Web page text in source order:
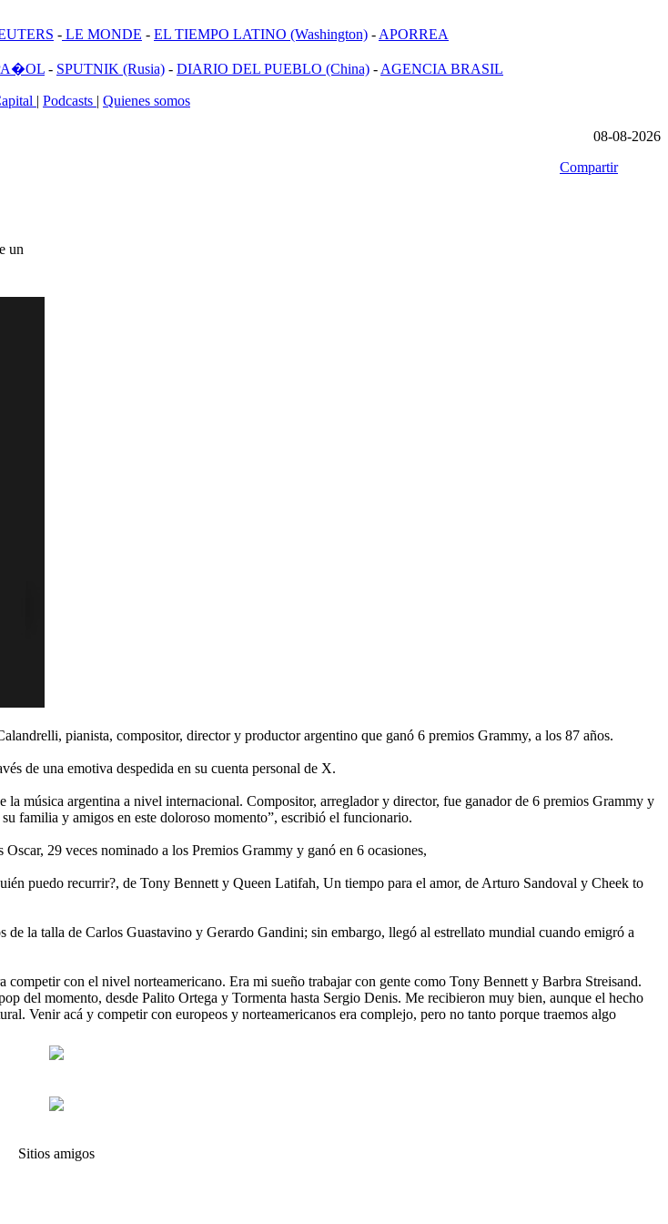
- LE MONDE - EL TIEMPO LATINO (Washington) - APORREA
- SPUTNIK (Rusia) - DIARIO DEL PUEBLO (China) - AGENCIA BRASIL
| Podcasts | Quienes somos
08-08-2026
Compartir
un
pianista, compositor, director y productor argentino que ganó 6 premios Grammy, a los 87 años.
de una emotiva despedida en su cuenta personal de X.
música argentina a nivel internacional. Compositor, arreglador y director, fue ganador de 6 premios Grammy y
familia y amigos en este doloroso momento”, escribió el funcionario.
29 veces nominado a los Premios Grammy y ganó en 6 ocasiones,
puedo recurrir?, de Tony Bennett y Queen Latifah, Un tiempo para el amor, de Arturo Sandoval y Cheek to
la talla de Carlos Guastavino y Gerardo Gandini; sin embargo, llegó al estrellato mundial cuando emigró a
con el nivel norteamericano. Era mi sueño trabajar con gente como Tony Bennett y Barbra Streisand.
del momento, desde Palito Ortega y Tormenta hasta Sergio Denis. Me recibieron muy bien, aunque el hecho
Venir acá y competir con europeos y norteamericanos era complejo, pero no tanto porque traemos algo
Sitios amigos